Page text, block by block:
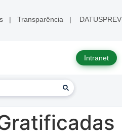
| Transparência | DATUSPREV
Intranet